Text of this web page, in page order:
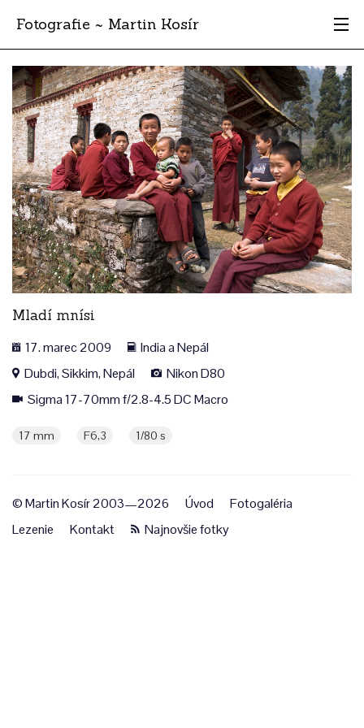
Fotografie ~ Martin Kosír
Moje obľúbené
Albumy
Miesta
Archív
Vyhľadávanie
Mladí mnísi
17. marec 2009
India a Nepál
Dubdi, Sikkim, Nepál
Nikon D80
Sigma 17-70mm f/2.8-4.5 DC Macro
17 mm F6,3 1/80 s
© Martin Kosír 2003—2026 Úvod
Fotogaléria
Lezenie
Kontakt Najnovšie fotky